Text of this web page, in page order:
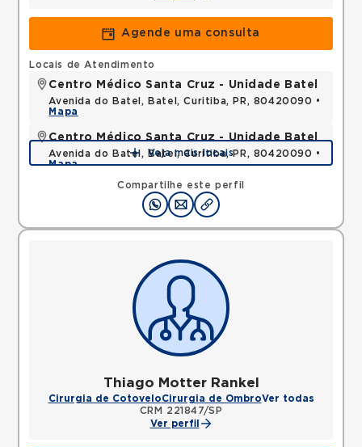
Agende uma consulta
Compartilhe este perfil
Locais de Atendimento
Centro Médico Santa Cruz - Unidade Batel
Avenida do Batel, Batel, Curitiba, PR, 80420090 •
Mapa
Centro Médico Santa Cruz - Unidade Batel
Avenida do Batel, Batel, Curitiba, PR, 80420090 •
Mapa
Veja mais locais
Thiago Motter Rankel
Cirurgia de CotoveloCirurgia de OmbroVer todas
CRM 221847/SP
Ver perfil